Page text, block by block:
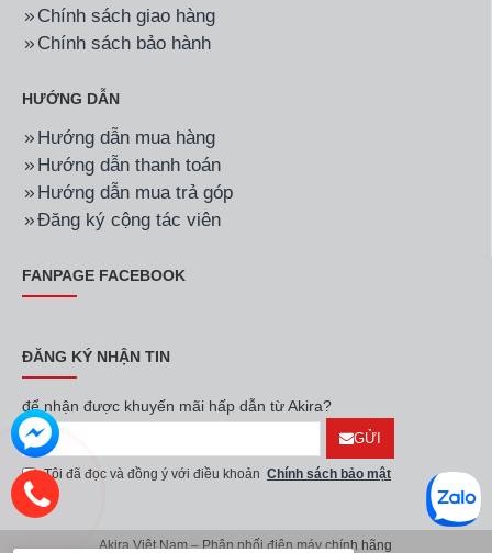
Chính sách giao hàng
Chính sách bảo hành
HƯỚNG DẪN
Hướng dẫn mua hàng
Hướng dẫn thanh toán
Hướng dẫn mua trả góp
Đăng ký cộng tác viên
FANPAGE FACEBOOK
ĐĂNG KÝ NHẬN TIN
để nhận được khuyến mãi hấp dẫn từ Akira?
GỬI
Tôi đã đọc và đồng ý với điều khoản Chính sách bảo mật
Akira Việt Nam – Phân phối điện máy chính hãng